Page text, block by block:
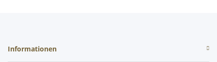
Informationen